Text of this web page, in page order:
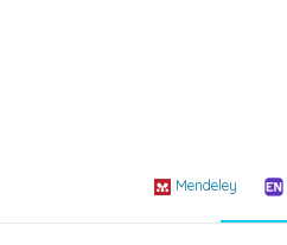
Mendeley